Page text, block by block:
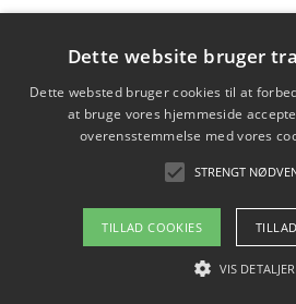
Sådan rydder du effektivt op
Copyright 2026 -
Om / kontakt
Blog
Dette website bruger
Dette websted bruger cookies til at
at bruge vores hjemmeside
overensstemmelse med vores
STRENGT
TILLAD COOKIES
VIS DETALJER